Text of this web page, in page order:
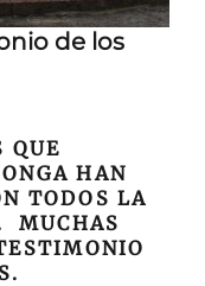
de los
QUE
HAN
TODOS LA
MUCHAS